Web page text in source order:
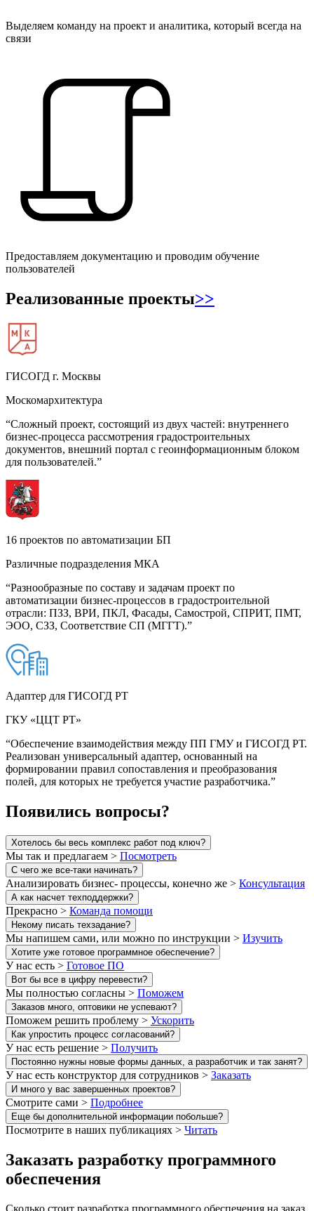
Выделяем команду на проект и аналитика, который всегда на
связи
Предоставляем документацию и проводим обучение
пользователей
Реализованные проекты>>
ГИСОГД г. Москвы
Москомархитектура
“Сложный проект, состоящий из двух частей: внутреннего
бизнес-процесса рассмотрения градостроительных
документов, внешний портал с геоинформационным блоком
для пользователей.”
16 проектов по автоматизации БП
Различные подразделения МКА
“Разнообразные по составу и задачам проект по
автоматизации бизнес-процессов в градостроительной
отрасли: ПЗЗ, ВРИ, ПКЛ, Фасады, Самострой, СПРИТ, ПМТ,
ЭОО, СЗЗ, Соответствие СП (МГГТ).”
Адаптер для ГИСОГД РТ
ГКУ «ЦЦТ РТ»
“Обеспечение взаимодействия между ПП ГМУ и ГИСОГД РТ.
Реализован универсальный адаптер, основанный на
формировании правил сопоставления и преобразования
полей, для которых не требуется участие разработчика.”
Появились вопросы?
Хотелось бы весь комплекс работ под ключ?
Мы так и предлагаем > Посмотреть
С чего же все-таки начинать?
Анализировать бизнес- процессы, конечно же > Консультация
А как насчет техподдержки?
Прекрасно > Команда помощи
Некому писать техзадание?
Мы напишем сами, или можно по инструкции > Изучить
Хотите уже готовое программное обеспечение?
У нас есть > Готовое ПО
Вот бы все в цифру перевести?
Мы полностью согласны > Поможем
Заказов много, оптовики не успевают?
Поможем решить проблему > Ускорить
Как упростить процесс согласований?
У нас есть решение > Получить
Постоянно нужны новые формы данных, а разработчик и так занят?
У нас есть конструктор для сотрудников > Заказать
И много у вас завершенных проектов?
Смотрите сами > Подробнее
Еще бы дополнительной информации побольше?
Посмотрите в наших публикациях > Читать
Заказать разработку программного
обеспечения
Сколько стоит разработка программного обеспечения на заказ